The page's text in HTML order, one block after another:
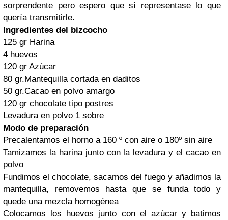
sorprendente pero espero que sí representase lo que
quería transmitirle.
Ingredientes del bizcocho
125 gr Harina
4 huevos
120 gr Azúcar
80 gr.Mantequilla cortada en daditos
50 gr.Cacao en polvo amargo
120 gr chocolate tipo postres
Levadura en polvo 1 sobre
Modo de preparación
Precalentamos el horno a 160 º con aire o 180º sin aire
Tamizamos la harina junto con la levadura y el cacao en
polvo
Fundimos el chocolate, sacamos del fuego y añadimos la
mantequilla, removemos hasta que se funda todo y
quede una mezcla homogénea
Colocamos los huevos junto con el azúcar y batimos